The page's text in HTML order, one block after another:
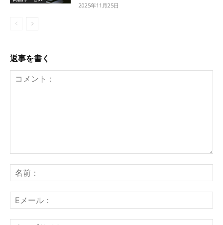
2025年11月25日
返事を書く
ン
ト：
前
メ
ー